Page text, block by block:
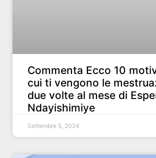
Commenta Ecco 10
cui ti vengono le
due volte al mese di
Ndayishimiye
Settembre 5, 2024